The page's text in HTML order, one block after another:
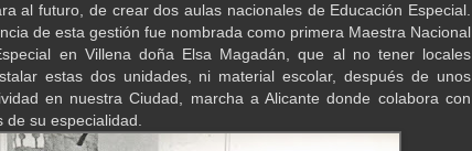
al futuro, de crear dos aulas nacionales de Educación Especial.
de esta gestión fue nombrada como primera Maestra Nacional
en Villena doña Elsa Magadán, que al no tener locales
estas dos unidades, ni material escolar, después de unos
en nuestra Ciudad, marcha a Alicante donde colabora con
de su especialidad.